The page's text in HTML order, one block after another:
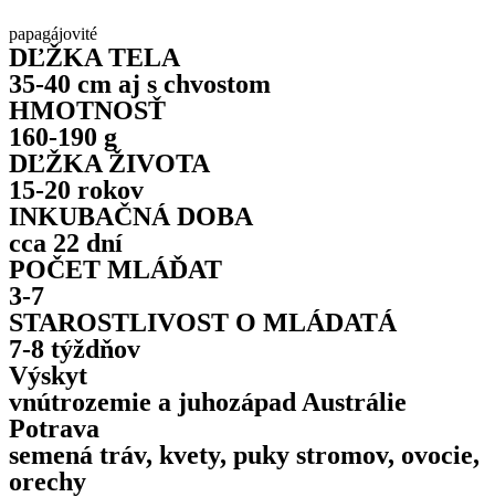
papagájovité
DĽŽKA TELA
35-40 cm aj s chvostom
HMOTNOSŤ
160-190 g
DĽŽKA ŽIVOTA
15-20 rokov
INKUBAČNÁ DOBA
cca 22 dní
POČET MLÁĎAT
3-7
STAROSTLIVOST O MLÁDATÁ
7-8 týždňov
Výskyt
vnútrozemie a juhozápad Austrálie
Potrava
semená tráv, kvety, puky stromov, ovocie,
orechy